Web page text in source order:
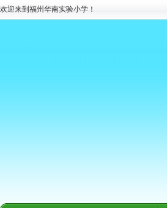
欢迎来到福州华南实验小学！